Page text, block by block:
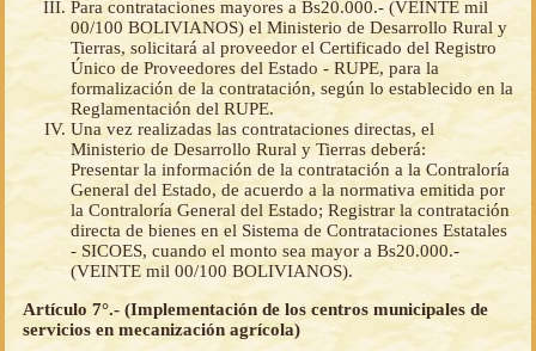
Para contrataciones mayores a Bs20.000.- (VEINTE mil
00/100 BOLIVIANOS) el Ministerio de Desarrollo Rural y
Tierras, solicitará al proveedor el Certificado del Registro
Único de Proveedores del Estado - RUPE, para la
formalización de la contratación, según lo establecido en la
Reglamentación del RUPE.
Una vez realizadas las contrataciones directas, el
Ministerio de Desarrollo Rural y Tierras deberá:
Presentar la información de la contratación a la Contraloría
General del Estado, de acuerdo a la normativa emitida por
la Contraloría General del Estado; Registrar la contratación
directa de bienes en el Sistema de Contrataciones Estatales
- SICOES, cuando el monto sea mayor a Bs20.000.-
(VEINTE mil 00/100 BOLIVIANOS).
Artículo 7°.- (Implementación de los centros municipales de
servicios en mecanización agrícola)